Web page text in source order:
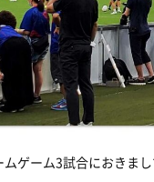
ムゲーム3試合におきま